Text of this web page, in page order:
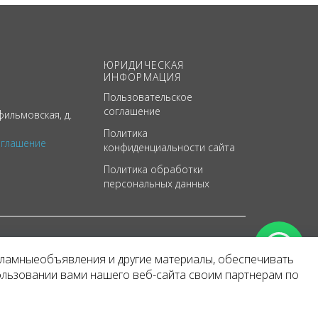
д.
ЮРИДИЧЕСКАЯ
ИНФОРМАЦИЯ
Пользовательское
соглашение
Политика
конфиденциальности сайта
Политика обработки
персональных данных
и другие материалы, обеспечивать
вами нашего веб-сайта своим партнерам по